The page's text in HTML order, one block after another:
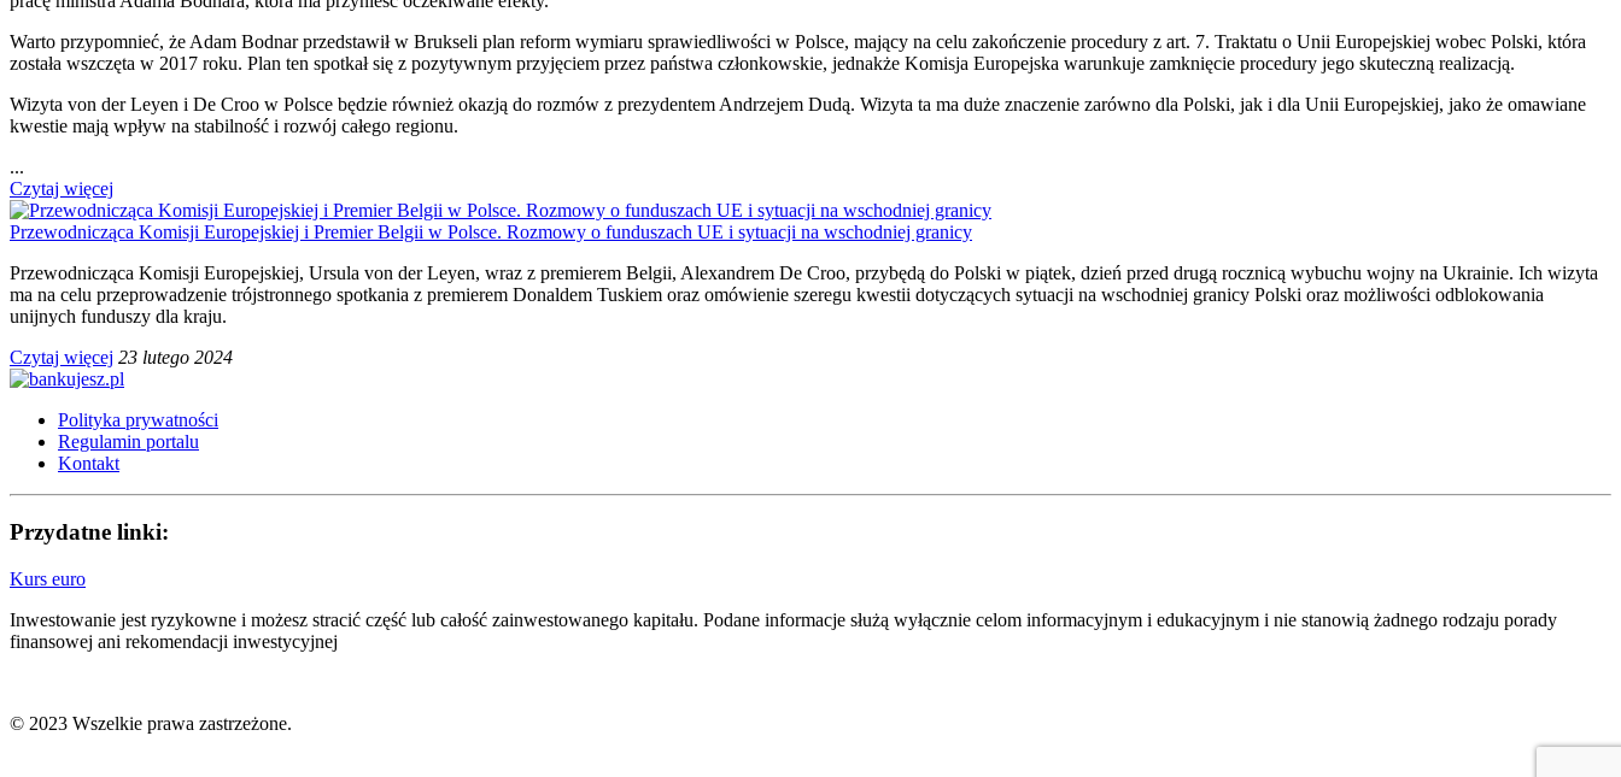
Warto przypomnieć, że Adam Bodnar przedstawił w Brukseli plan reform wymiaru sprawiedliwości w Polsce, mający na celu zakończenie procedury z art. 7. Traktatu o Unii Europejskiej wobec Polski, która
została wszczęta w 2017 roku. Plan ten spotkał się z pozytywnym przyjęciem przez państwa członkowskie, jednakże Komisja Europejska warunkuje zamknięcie procedury jego skuteczną realizacją.
Wizyta von der Leyen i De Croo w Polsce będzie również okazją do rozmów z prezydentem Andrzejem Dudą. Wizyta ta ma duże znaczenie zarówno dla Polski, jak i dla Unii Europejskiej, jako że omawiane
kwestie mają wpływ na stabilność i rozwój całego regionu.
...
Czytaj więcej
Przewodnicząca Komisji Europejskiej i Premier Belgii w Polsce. Rozmowy o funduszach UE i sytuacji na wschodniej granicy
Przewodnicząca Komisji Europejskiej, Ursula von der Leyen, wraz z premierem Belgii, Alexandrem De Croo, przybędą do Polski w piątek, dzień przed drugą rocznicą wybuchu wojny na Ukrainie. Ich wizyta
ma na celu przeprowadzenie trójstronnego spotkania z premierem Donaldem Tuskiem oraz omówienie szeregu kwestii dotyczących sytuacji na wschodniej granicy Polski oraz możliwości odblokowania
unijnych funduszy dla kraju.
Czytaj więcej 23 lutego 2024
Polityka prywatności
Regulamin portalu
Kontakt
Przydatne linki:
Kurs euro
Inwestowanie jest ryzykowne i możesz stracić część lub całość zainwestowanego kapitału. Podane informacje służą wyłącznie celom informacyjnym i edukacyjnym i nie stanowią żadnego rodzaju porady
finansowej ani rekomendacji inwestycyjnej
© 2023 Wszelkie prawa zastrzeżone.